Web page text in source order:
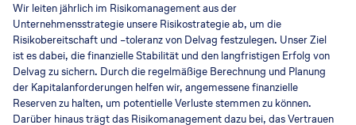
Wir leiten jährlich im Risikomanagement aus der
Unternehmensstrategie unsere Risikostrategie ab, um die
Risikobereitschaft und –toleranz von Delvag festzulegen. Unser Ziel
ist es dabei, die finanzielle Stabilität und den langfristigen Erfolg von
Delvag zu sichern. Durch die regelmäßige Berechnung und Planung
der Kapitalanforderungen helfen wir, angemessene finanzielle
Reserven zu halten, um potentielle Verluste stemmen zu können.
Darüber hinaus trägt das Risikomanagement dazu bei, das Vertrauen